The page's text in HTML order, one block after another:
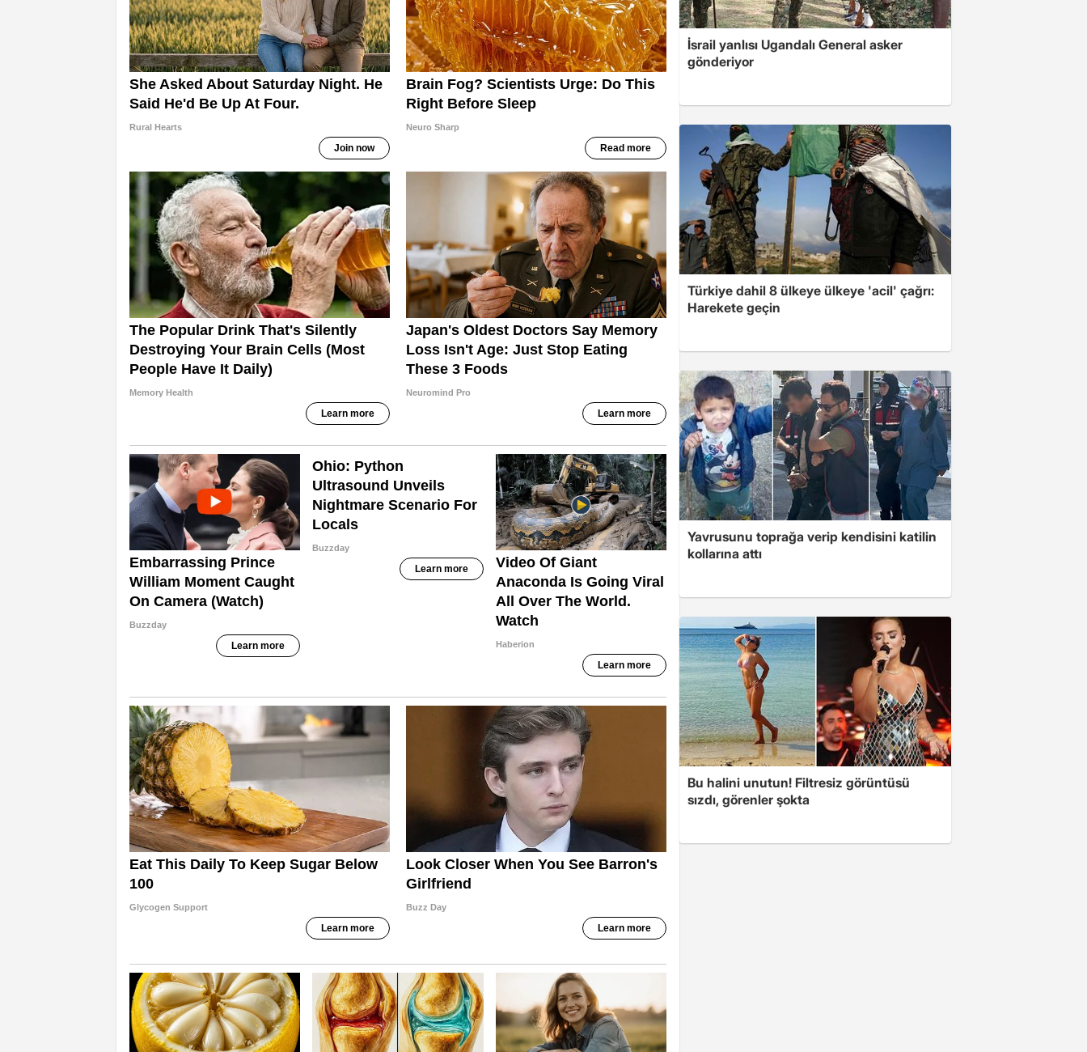
İsrail yanlısı Ugandalı General asker
gönderiyor
Türkiye dahil 8 ülkeye ülkeye 'acil' çağrı:
Harekete geçin
Yavrusunu toprağa verip kendisini katilin
kollarına attı
Bu halini unutun! Filtresiz görüntüsü
sızdı, görenler şokta